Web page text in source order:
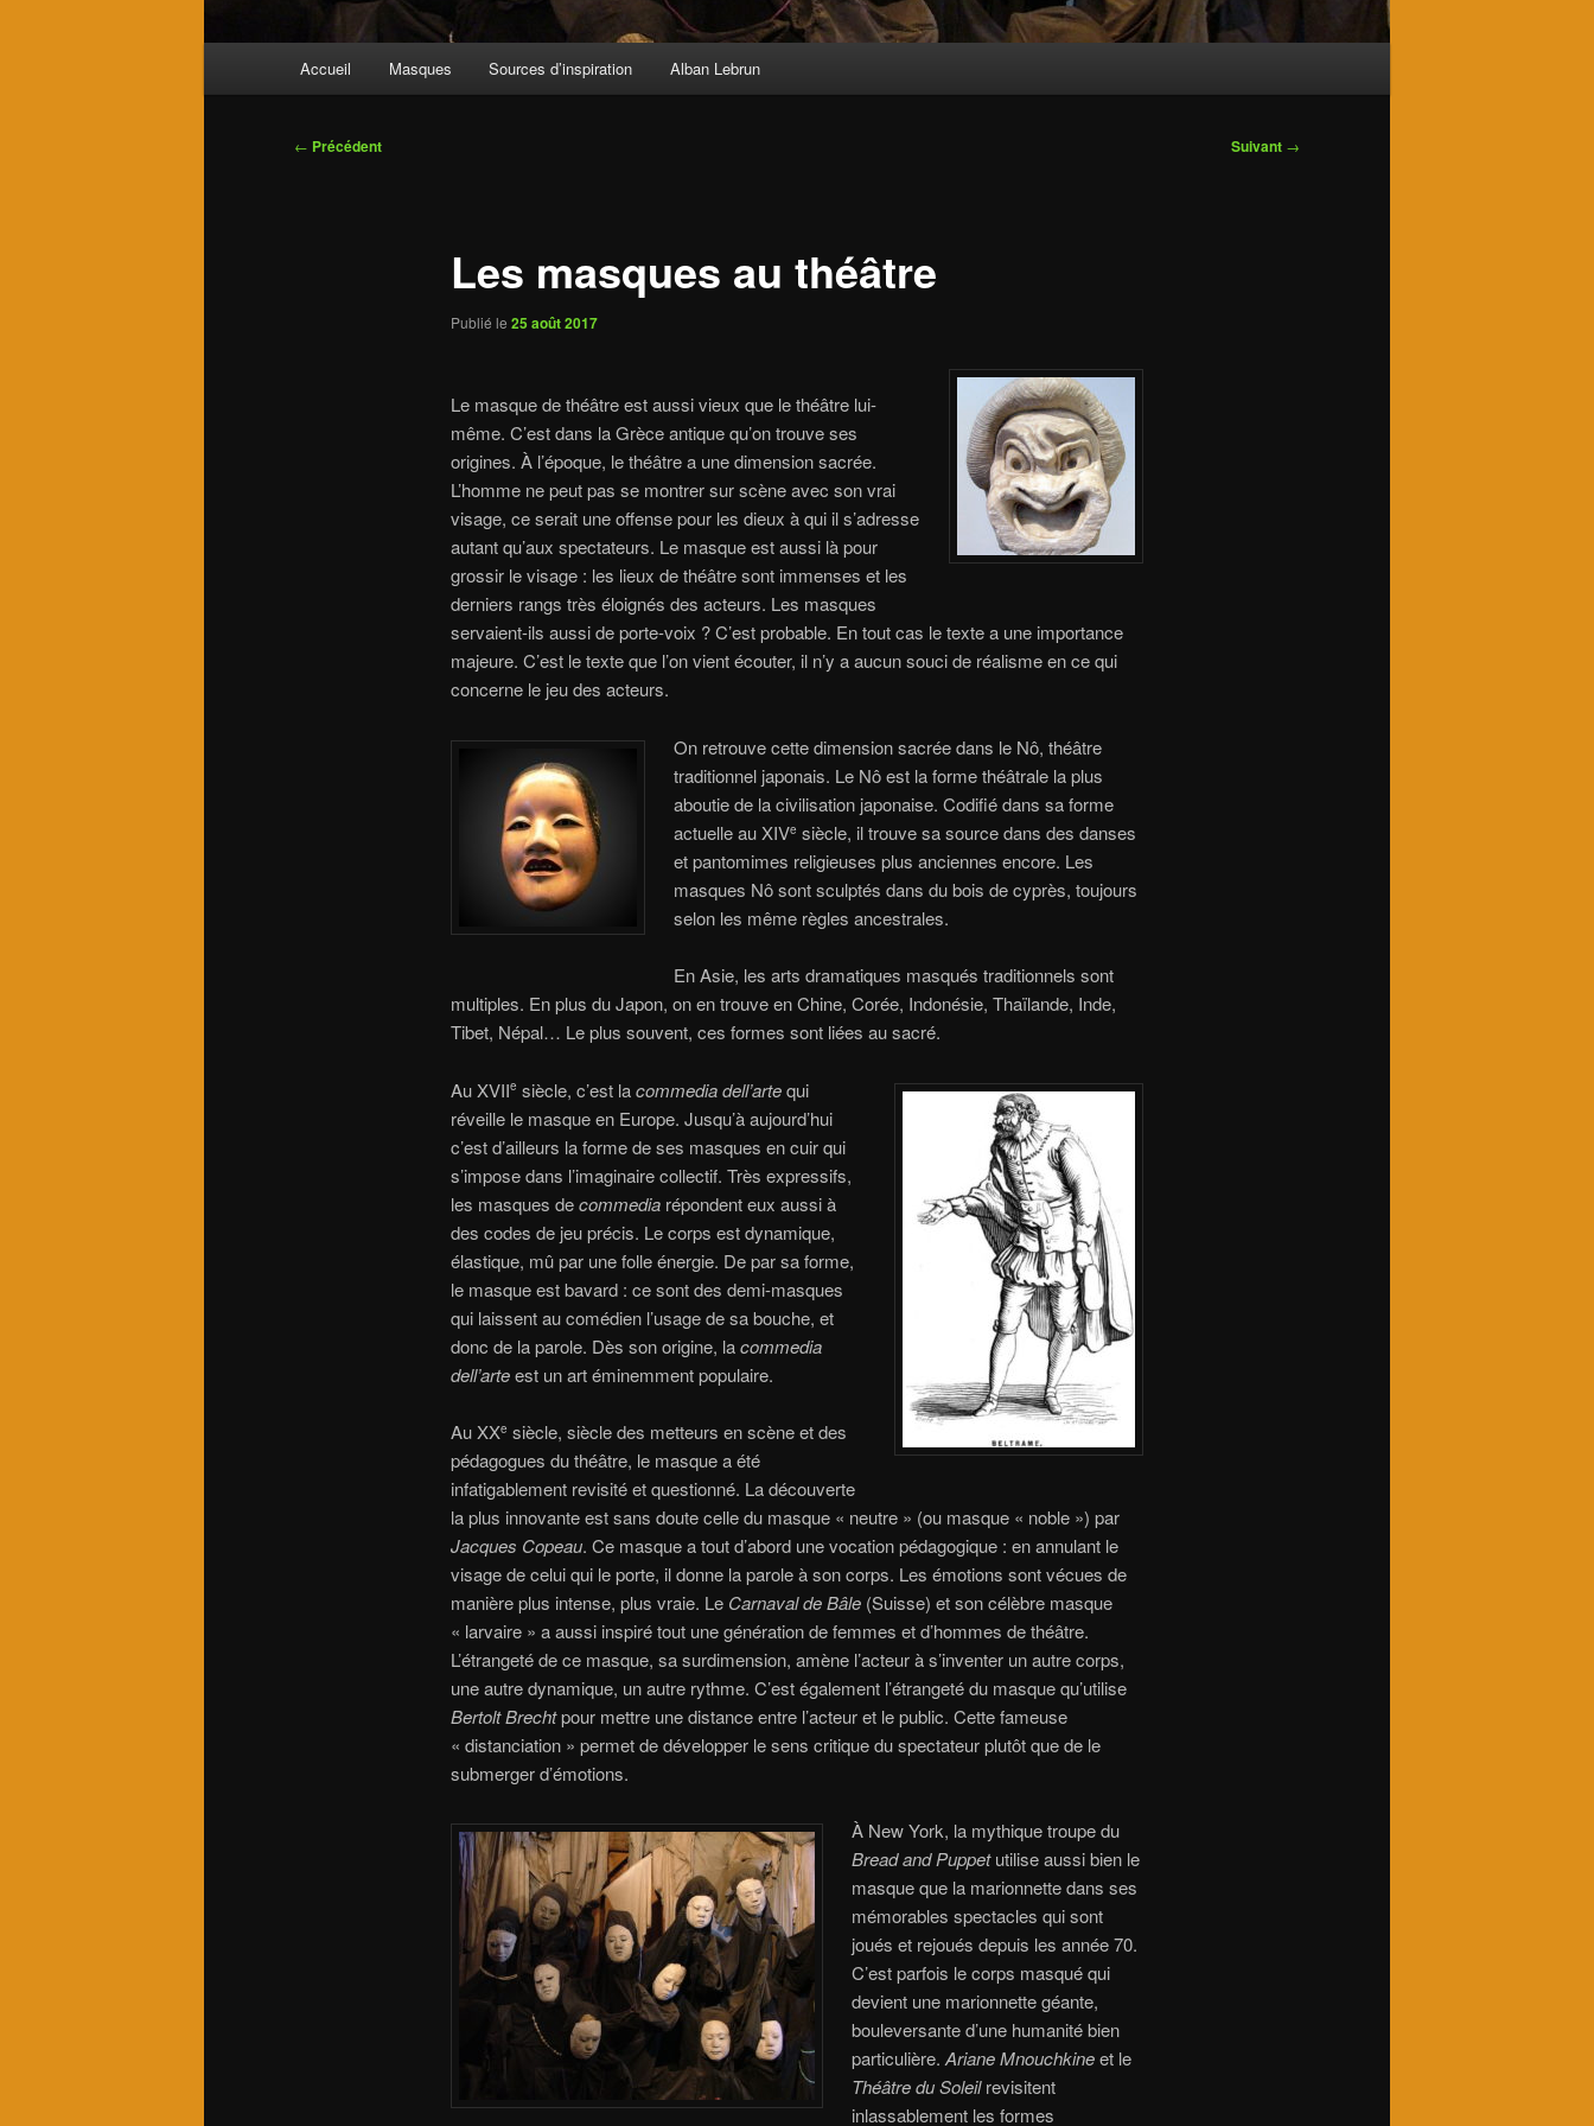
Accueil Masques Sources d’inspiration Alban Lebrun
Navigation
← Précédent Suivant →
Les masques au théâtre
Publié le 25 août 2017
Le masque de théâtre est aussi vieux que le théâtre lui-
même. C’est dans la Grèce antique qu’on trouve ses
origines. À l’époque, le théâtre a une dimension sacrée.
L’homme ne peut pas se montrer sur scène avec son vrai
visage, ce serait une offense pour les dieux à qui il s’adresse
autant qu’aux spectateurs. Le masque est aussi là pour
grossir le visage : les lieux de théâtre sont immenses et les
derniers rangs très éloignés des acteurs. Les masques
servaient-ils aussi de porte-voix ? C’est probable. En tout cas le texte a une importance
majeure. C’est le texte que l’on vient écouter, il n’y a aucun souci de réalisme en ce qui
concerne le jeu des acteurs.
On retrouve cette dimension sacrée dans le Nô, théâtre
traditionnel japonais. Le Nô est la forme théâtrale la plus
aboutie de la civilisation japonaise. Codifié dans sa forme
actuelle au XIVe siècle, il trouve sa source dans des danses
et pantomimes religieuses plus anciennes encore. Les
masques Nô sont sculptés dans du bois de cyprès, toujours
selon les même règles ancestrales.
En Asie, les arts dramatiques masqués traditionnels sont
multiples. En plus du Japon, on en trouve en Chine, Corée, Indonésie, Thaïlande, Inde,
Tibet, Népal… Le plus souvent, ces formes sont liées au sacré.
Au XVIIe siècle, c’est lacommedia dell’artequi
réveille le masque en Europe. Jusqu’à aujourd’hui
c’est d’ailleurs la forme de ses masques en cuir qui
s’impose dans l’imaginaire collectif. Très expressifs,
les masques decommediarépondent eux aussi à
des codes de jeu précis. Le corps est dynamique,
élastique, mû par une folle énergie. De par sa forme,
le masque est bavard : ce sont des demi-masques
qui laissent au comédien l’usage de sa bouche, et
donc de la parole. Dès son origine, lacommedia
dell’arteest un art éminemment populaire.
Au XXe siècle, siècle des metteurs en scène et des
pédagogues du théâtre, le masque a été
infatigablement revisité et questionné. La découverte
la plus innovante est sans doute celle du masque « neutre » (ou masque « noble ») par
Jacques Copeau. Ce masque a tout d’abord une vocation pédagogique : en annulant le
visage de celui qui le porte, il donne la parole à son corps. Les émotions sont vécues de
manière plus intense, plus vraie. Le Carnaval de Bâle(Suisse) et son célèbre masque
« larvaire » a aussi inspiré tout une génération de femmes et d’hommes de théâtre.
L’étrangeté de ce masque, sa surdimension, amène l’acteur à s’inventer un autre corps,
une autre dynamique, un autre rythme. C’est également l’étrangeté du masque qu’utilise
Bertolt Brechtpour mettre une distance entre l’acteur et le public. Cette fameuse
« distanciation » permet de développer le sens critique du spectateur plutôt que de le
submerger d’émotions.
À New York, la mythique troupe du
Bread and Puppetutilise aussi bien le
masque que la marionnette dans ses
mémorables spectacles qui sont
joués et rejoués depuis les année 70.
C’est parfois le corps masqué qui
devient une marionnette géante,
bouleversante d’une humanité bien
particulière.Ariane Mnouchkineet le
Théâtre du Soleilrevisitent
inlassablement les formes